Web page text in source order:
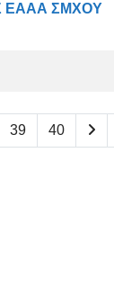
ΕΑΑΑ ΣΜΧΟΥ
39 40